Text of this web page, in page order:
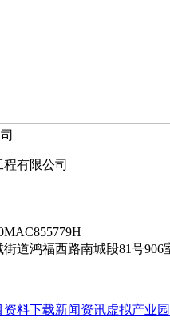
有限公司
道鸿福西路南城段81号906
资料下载新闻资讯虚拟产业园